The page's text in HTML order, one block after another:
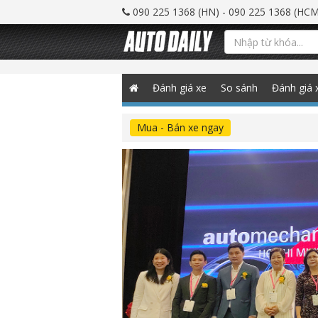
090 225 1368 (HN) - 090 225 1368
Đánh giá xe So sánh Đánh giá
Mua - Bán xe ngay